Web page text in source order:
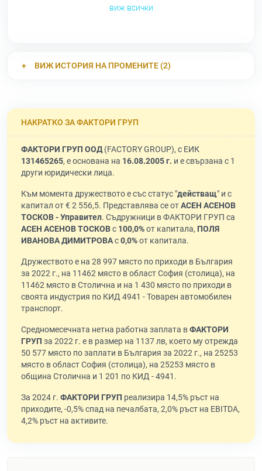
виж всички
ВИЖ ИСТОРИЯ НА ПРОМЕНИТЕ (2)
НАКРАТКО ЗА ФАКТОРИ ГРУП
ФАКТОРИ ГРУП ООД(FACTORY GROUP), с ЕИК
131465265, е основана на 16.08.2005 г. и е свързана с 1
други юридически лица.
Към момента дружеството е със статус "действащ" и с
капитал от € 2 556,5. Представлява се отАСЕН АСЕНОВ
ТОСКОВ - Управител. Съдружници в ФАКТОРИ ГРУП са
АСЕН АСЕНОВ ТОСКОВс 100,0%от капитала, ПОЛЯ
ИВАНОВА ДИМИТРОВАс0,0%от капитала.
Дружеството е на 28 997 място по приходи в България
за 2022 г., на 11462 място в област София (столица), на
11462 място в Столична и на 1 430 място по приходи в
своята индустрия по КИД 4941 - Товарен автомобилен
транспорт.
Средномесечната нетна работна заплата вФАКТОРИ
ГРУП за 2022 г. е в размер на 1137 лв, което му отрежда
50 577 място по заплати в България за 2022 г., на 25253
място в област София (столица), на 25253 място в
община Столична и 1 201 по КИД - 4941.
За 2024 г. ФАКТОРИ ГРУП реализира 14,5% ръст на
приходите, -0,5% спад на печалбата, 2,0% ръст на EBITDA,
4,2% ръст на активите.